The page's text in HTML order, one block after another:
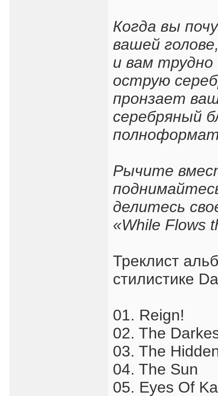
Когда вы
вашей
и вам
острую
пронзает
серебряный
Рычите
делитесь
«While Flows
Треклист
стилистике
01. Reign!
02. The
03. The
04. The Sun
05. Eyes Of